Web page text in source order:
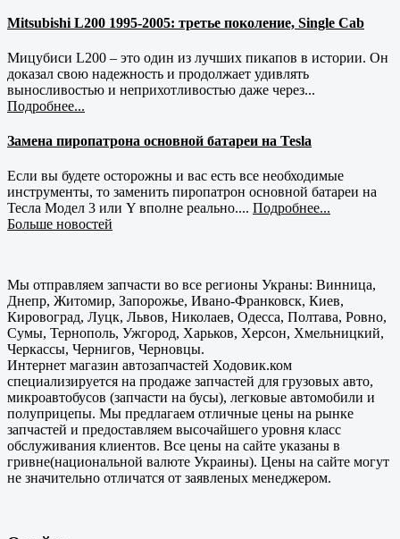
Mitsubishi L200 1995-2005: третье поколение, Single Cab
Мицубиси L200 – это один из лучших пикапов в истории. Он
доказал свою надежность и продолжает удивлять
выносливостью и неприхотливостью даже через...
Подробнее...
Замена пиропатрона основной батареи на Tesla
Если вы будете осторожны и вас есть все необходимые
инструменты, то заменить пиропатрон основной батареи на
Тесла Модел 3 или Y вполне реально.... Подробнее...
Больше новостей
Мы отправляем запчасти во все регионы Украны: Винница,
Днепр, Житомир, Запорожье, Ивано-Франковск, Киев,
Кировоград, Луцк, Львов, Николаев, Одесса, Полтава, Ровно,
Сумы, Тернополь, Ужгород, Харьков, Херсон, Хмельницкий,
Черкассы, Чернигов, Черновцы.
Интернет магазин автозапчастей Ходовик.ком
специализируется на продаже запчастей для грузовых авто,
микроавтобусов (запчасти на бусы), легковые автомобили и
полуприцепы. Мы предлагаем отличные цены на рынке
запчастей и предоставляем высочайшего уровня класс
обслуживания клиентов. Все цены на сайте указаны в
гривне(национальной валюте Украины). Цены на сайте могут
не значительно отличатся от заявленых менеджером.